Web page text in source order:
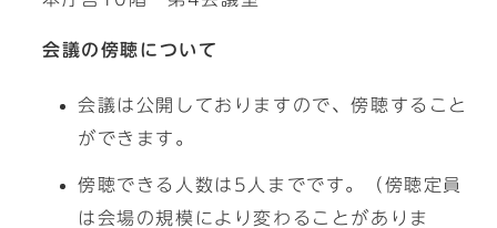
会議の傍聴について
会議は公開しておりますので、傍聴すること
ができます。
傍聴できる人数は5人までです。（傍聴定員
は会場の規模により変わることがありま